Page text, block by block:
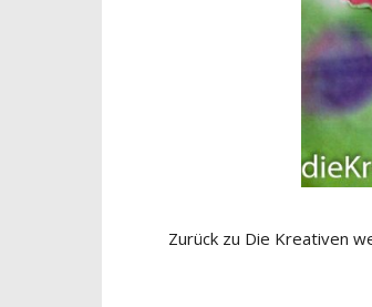
Zurück zu Die Kreativen